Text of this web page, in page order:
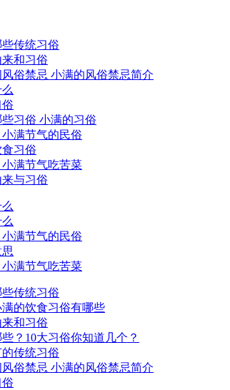
传统习俗
和习俗
俗禁忌 小满的风俗禁忌简介
习俗 小满的习俗
满节气的民俗
习俗
满节气吃苦菜
与习俗
满节气的民俗
满节气吃苦菜
传统习俗
的饮食习俗有哪些
和习俗
？10大习俗你知道几个？
传统习俗
俗禁忌 小满的风俗禁忌简介